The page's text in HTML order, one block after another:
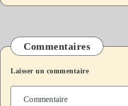
Commentaires
Laisser un commentaire